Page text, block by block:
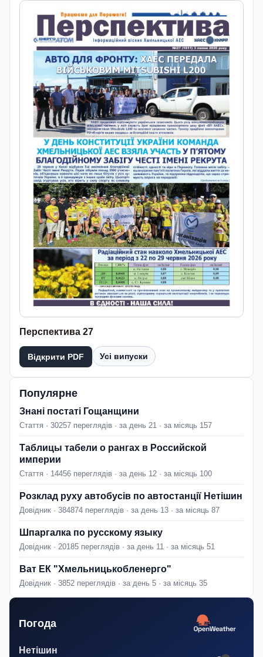
Перспектива 27
Відкрити PDF Усі випуски
Популярне
Знані постаті Гощанщини
Стаття · 30257 переглядів · за день 21 · за місяць 157
Таблицы табели о рангах в Российской
империи
Стаття · 14456 переглядів · за день 12 · за місяць 100
Розклад руху автобусів по автостанції Нетішин
Довідник · 384874 переглядів · за день 13 · за місяць 87
Шпаргалка по русскому языку
Довідник · 20185 переглядів · за день 11 · за місяць 51
Ват ЕК "Хмельницькобленерго"
Довідник · 3852 переглядів · за день 5 · за місяць 35
Погода
Нетішин